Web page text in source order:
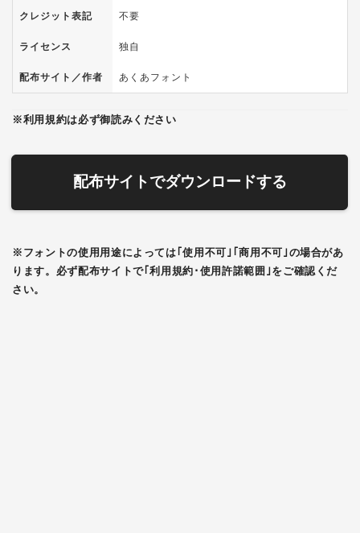
クレジット表記 不要
ライセンス 独自
配布サイト／作者 あくあフォント
※利用規約は必ず御読みください
配布サイトでダウンロードする
※フォントの使用用途によっては｢使用不可｣｢商用不可｣の場合があ
ります。必ず配布サイトで｢利用規約･使用許諾範囲｣をご確認くだ
さい。